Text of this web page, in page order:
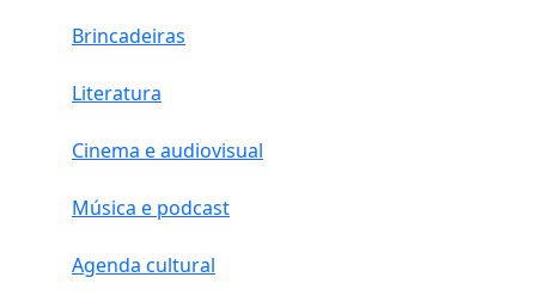
Brincadeiras
Literatura
Cinema e audiovisual
Música e podcast
Agenda cultural